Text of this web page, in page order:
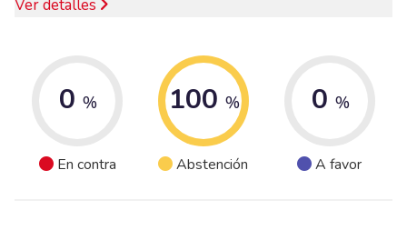
Ver detalles
0 %
En contra
100 %
Abstención
0 %
A favor